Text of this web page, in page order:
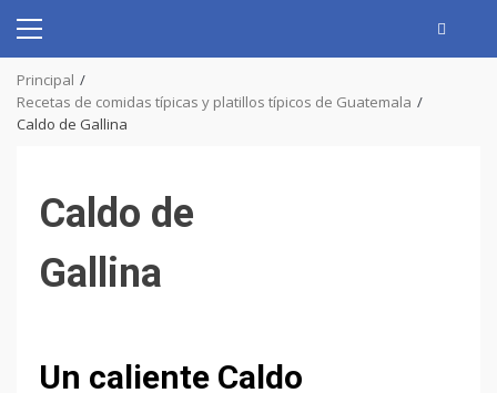
Primary
Principal
Recetas de comidas típicas y platillos típicos de Guatemala
Caldo de Gallina
Caldo de
Gallina
Un caliente Caldo